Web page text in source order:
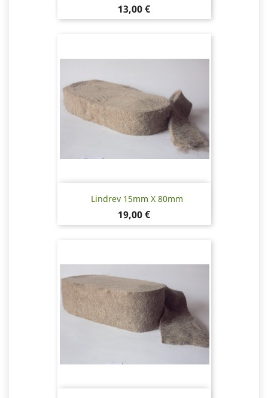
Pris
13,00 €
Lindrev 15mm X 80mm
Pris
19,00 €